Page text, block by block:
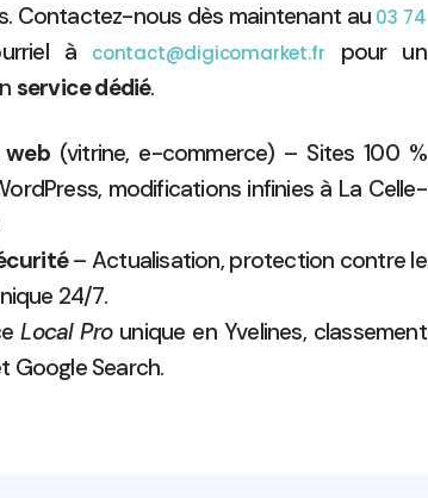
Contactez-nous dès maintenant au 03 74
à contact@digicomarket.fr
pour un
service dédié.
(vitrine, e-commerce) – Sites 100 %
modifications infinies à La Celle-
– Actualisation, protection contre le
24/7.
Local Prounique en Yvelines, classement
Google Search.